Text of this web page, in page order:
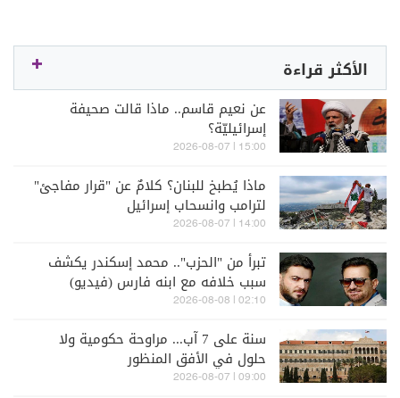
الأكثر قراءة
عن نعيم قاسم.. ماذا قالت صحيفة
إسرائيليّة؟
15:00 | 2026-08-07
ماذا يُطبخ للبنان؟ كلامٌ عن "قرار مفاجئ"
لترامب وانسحاب إسرائيل
14:00 | 2026-08-07
تبرأ من "الحزب".. محمد إسكندر يكشف
سبب خلافه مع ابنه فارس (فيديو)
02:10 | 2026-08-08
سنة على 7 آب... مراوحة حكومية ولا
حلول في الأفق المنظور
09:00 | 2026-08-07